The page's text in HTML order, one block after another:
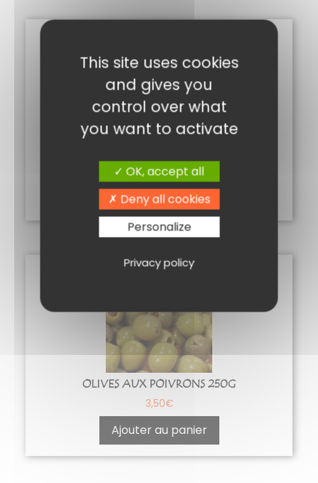
5,60€
Ajouter au panier
OLIVES AUX POIVRONS 250G
3,50€
Ajouter au panier
This site uses cookies
and gives you
control over what
you want to activate
OK, accept all
Deny all cookies
Personalize
Privacy policy